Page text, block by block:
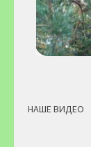
НАШЕ ВИДЕО